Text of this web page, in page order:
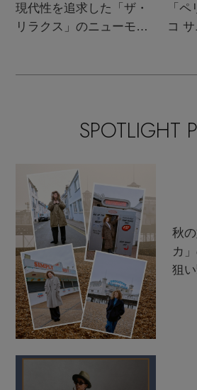
現代性を追求した「ザ・
リラクス」のニューモダ
「
コ
SPOTLIGHT
秋
カ
狙